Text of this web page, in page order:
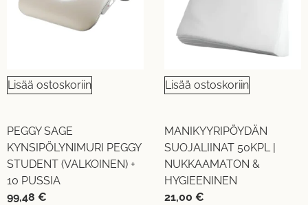
Lisää ostoskoriin
PEGGY SAGE
KYNSIPÖLYNIMURI PEGGY
STUDENT (VALKOINEN) +
10 PUSSIA
99,48 €
Lisää ostoskoriin
MANIKYYRIPÖYDÄN
SUOJALIINAT 50KPL |
NUKKAAMATON &
HYGIEENINEN
21,00 €